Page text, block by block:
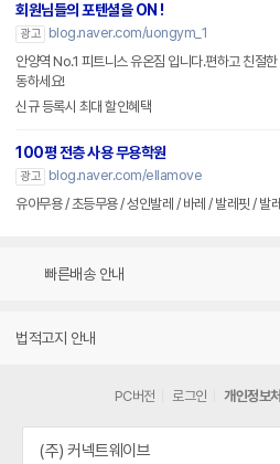
회원님들의 포텐셜을 ON !
광고
blog.naver.com/uongym_1
안양역 No.1 피트니스 유온짐 입니다.편하고 친절
동하세요!
신규 등록시 최대 할인혜택
100평 전층 사용 무용학원
광고
blog.naver.com/ellamove
유아무용 / 초등무용 / 성인발레 / 바레 / 발레핏 / 발
빠른배송 안내
법적고지 안내
PC버전 로그인 개인정보
(주) 커넥트웨이브